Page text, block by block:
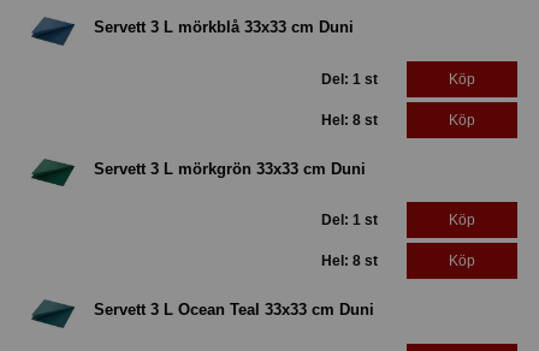
Servett 3 L mörkblå 33x33 cm Duni
Del: 1 st Köp
Hel: 8 st Köp
Servett 3 L mörkgrön 33x33 cm Duni
Del: 1 st Köp
Hel: 8 st Köp
Servett 3 L Ocean Teal 33x33 cm Duni